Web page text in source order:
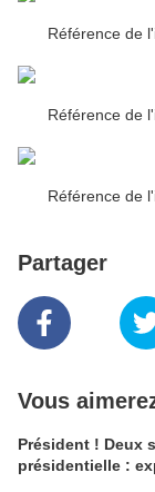
Référence de
Référence de
Référence de
Partager
Vous
Président ! Deux
présidentielle :